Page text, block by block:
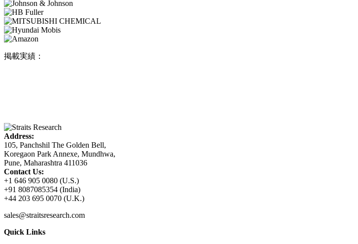
掲載実績：
Address:
105, Panchshil The Golden Bell,
Koregaon Park Annexe, Mundhwa,
Pune, Maharashtra 411036
Contact Us:
+1 646 905 0080 (U.S.)
+91 8087085354 (India)
+44 203 695 0070 (U.K.)
sales@straitsresearch.com
Quick Links